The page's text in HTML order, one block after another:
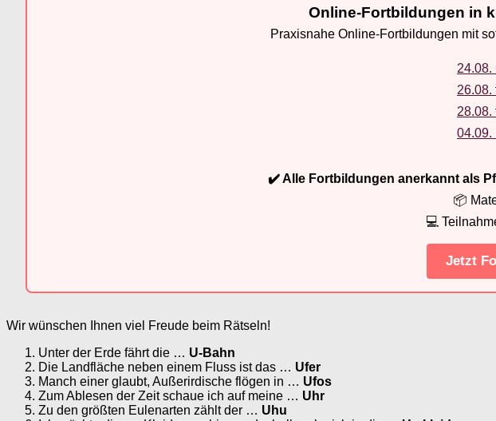
Online-Fortbildungen in
Praxisnahe Online-Fortbildungen mit
24.08.
26.08.
28.08.
04.09.
✔️ Alle Fortbildungen anerkannt als
📦
💻
Jetzt
Wir wünschen Ihnen viel Freude beim Rätseln!
Unter der Erde fährt die … U-Bahn
Die Landfläche neben einem Fluss ist das … Ufer
Manch einer glaubt, Außerirdische flögen in … Ufos
Zum Ablesen der Zeit schaue ich auf meine … Uhr
Zu den größten Eulenarten zählt der … Uhu